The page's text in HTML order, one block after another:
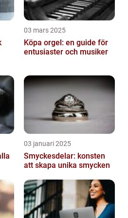
03 mars 2025
Köpa orgel: en guide för
entusiaster och musiker
03 januari 2025
Smyckesdelar: konsten
att skapa unika smycken